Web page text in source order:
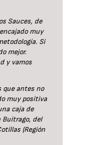
Sauces, de
muy
Si
mejor.
y vamos
que antes no
muy positiva
caja de
Buitrago, del
(Región